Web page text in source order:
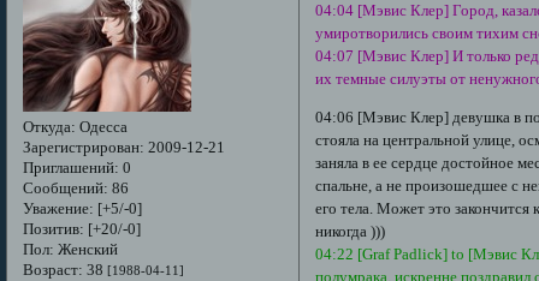
Откуда: Одесса
Зарегистрирован: 2009-12-21
Приглашений: 0
Сообщений: 86
Уважение: [+5/-0]
Позитив: [+20/-0]
Пол: Женский
Возраст: 38 [1988-04-11]
04:04 [Мэвис Клер] Город,
умиротворились своим тихим
04:07 [Мэвис Клер] И только
их темные силуэты от
04:06 [Мэвис Клер] девушка в
стояла на центральной улице,
заняла в ее сердце достойное
спальне, а не произошедшее с
его тела. Может это закончится
никогда )))
04:22 [Graf Padlick] to [Мэвис
полумрака. искренне